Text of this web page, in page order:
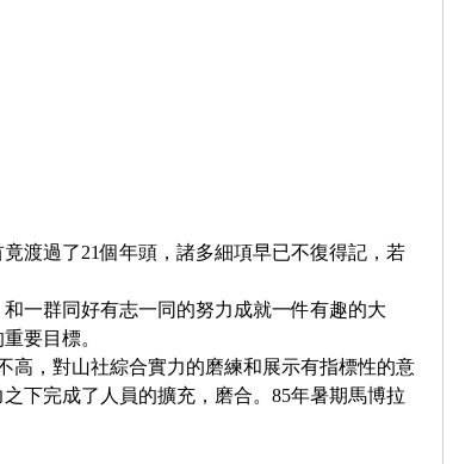
過了21個年頭，諸多細項早已不復得記，若
群同好有志一同的努力成就一件有趣的大
要目標。
高，對山社綜合實力的磨練和展示有指標性的意
下完成了人員的擴充，磨合。85年暑期馬博拉